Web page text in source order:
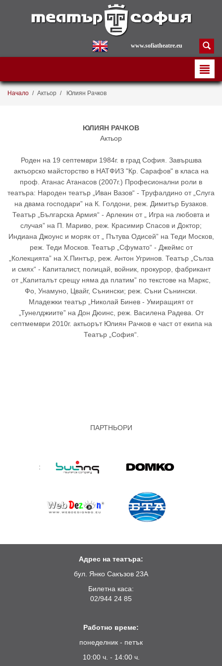
www.sofiatheatre.eu
Начало / Актьор / Юлиян Рачков
ЮЛИЯН РАЧКОВ
Актьор
Роден на 19 септември 1984г. в град София. Завършва
актьорско майсторство в НАТФИЗ "Кр. Сарафов" в класа на
проф. Атанас Атанасов (2007г.) Професионални роли в
театъра: Народен театър „Иван Вазов“ - Труфалдино от „Слуга
на двама господари” на К. Голдони, реж. Димитър Бузаков.
Театър „Българска Армия“ - Арлекин от „ Игра на любовта и
случая” на П. Мариво, реж. Красимир Спасов и Доктор;
Индиана Джоунс и моряк от „ Пътува Одисей” на Теди Москов,
реж. Теди Москов. Театър „Сфумато“ - Джеймс от
„Колекцията” на Х.Пинтър, реж. Антон Угринов. Театър „Сълза
и смях“ - Капиталист, полицай, войник, прокурор, фабрикант
от „Капиталът срещу няма да платим” по текстове на Маркс,
Фо, Унамуно, Цвайг, Сънински; реж. Съни Сънински.
Младежки театър „Николай Бинев - Умиращият от
„Тунелджиите” на Дон Дюинс, реж. Василена Радева. От
септмември 2010г. актьорът Юлиян Рачков е част от екипа на
Театър „София“.
ПАРТНЬОРИ
:
Адрес на театъра:
бул. Янко Сакъзов 23А
Билетна каса:
02/944 24 85
Работно време:
понеделник - петък
10:00 ч. - 14:00 ч.